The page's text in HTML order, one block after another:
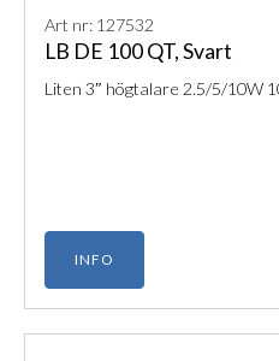
Art nr: 127532
LB DE 100 QT, Svart
Liten 3″ högtalare 2.5/5/10W
INFO